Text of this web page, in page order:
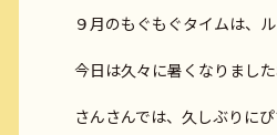
９月のもぐもぐタイムは、
今日は久々に暑くなりました
さんさんでは、久しぶりに